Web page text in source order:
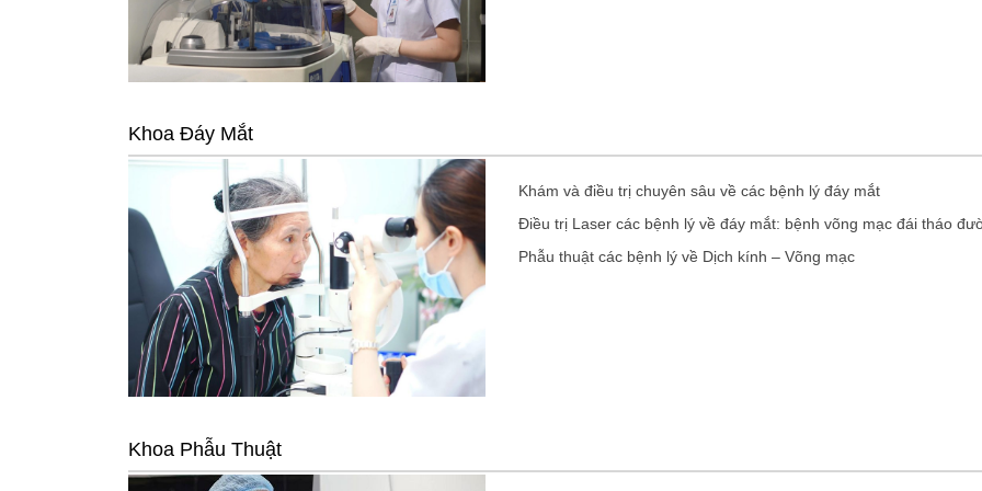
Khoa Đáy Mắt
Khám và điều trị chuyên sâu về các bệnh lý đáy mắt
Điều trị Laser các bệnh lý về đáy mắt: bệnh võng mạc đái tháo
Phẫu thuật các bệnh lý về Dịch kính – Võng mạc
Khoa Phẫu Thuật